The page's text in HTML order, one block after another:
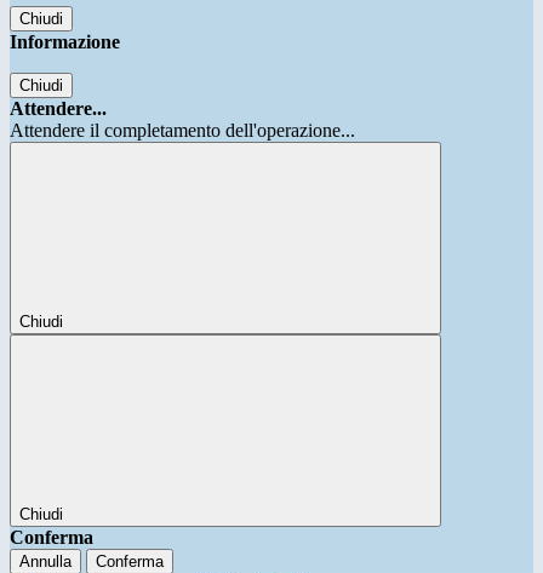
Chiudi
Informazione
Chiudi
Attendere...
Attendere il completamento dell'operazione...
Chiudi
Chiudi
Conferma
Annulla Conferma